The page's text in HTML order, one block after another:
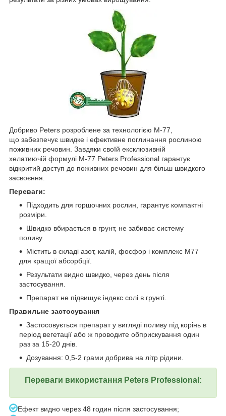
Добриво Peters розроблене за технологією M-77,
що забезпечує швидке і ефективне поглинання рослиною
поживних речовин. Завдяки своїй ексклюзивній
хелатиючій формулі M-77 Peters Professional гарантує
відкритий доступ до поживних речовин для більш швидкого
засвоєння.
Переваги:
Підходить для горшочних рослин, гарантує компактні
розміри.
Швидко вбирається в грунт, не забиває систему
поливу.
Містить в складі азот, калій, фосфор і комплекс М77
для кращої абсорбції.
Результати видно швидко, через день після
застосування.
Препарат не підвищує індекс солі в грунті.
Правильне застосування
Застосовується препарат у вигляді поливу під корінь в
період вегетації або ж проводите обприскування один
раз за 15-20 днів.
Дозування: 0,5-2 грами добрива на літр рідини.
Переваги використання Peters Professional:
Ефект видно через 48 годин після застосування;